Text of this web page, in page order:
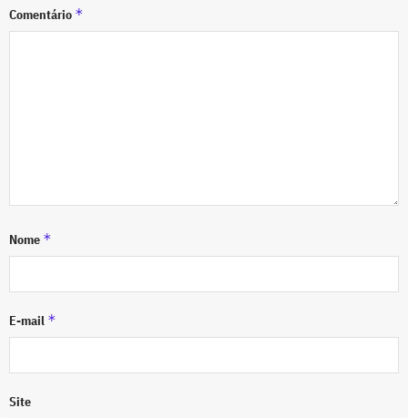
Comentário *
Nome *
E-mail *
Site